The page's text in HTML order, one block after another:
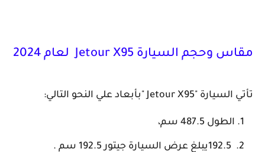
مقاس وحجم السيارة Jetour X95 لعام 2024
تأتي السيارة "Jetour X95 "بأبعاد علي النحو التالي:
الطول 487.5 سم،